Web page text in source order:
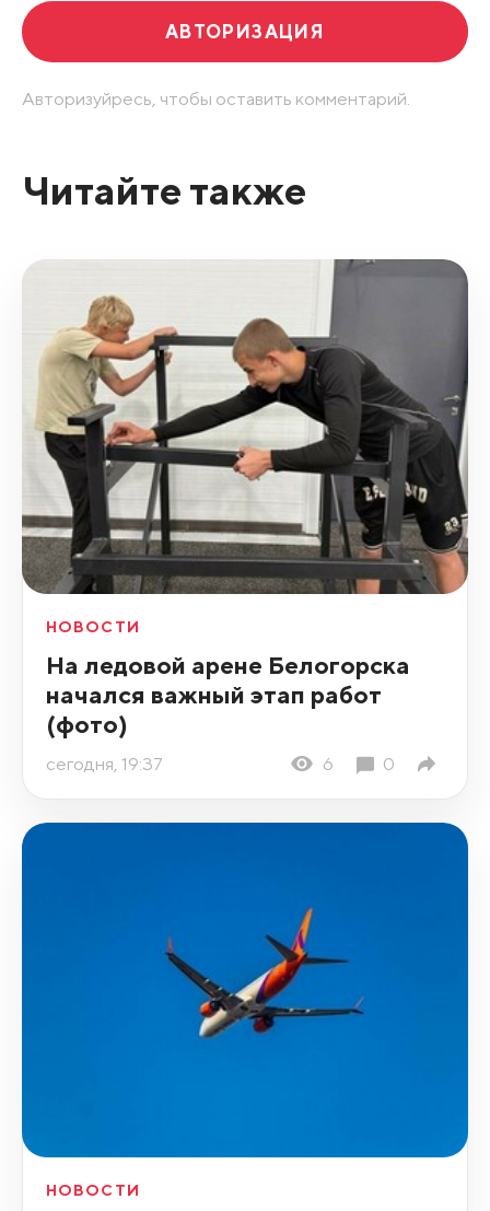
АВТОРИЗАЦИЯ
Авторизуйресь, чтобы оставить комментарий.
Читайте также
НОВОСТИ
На ледовой арене Белогорска
начался важный этап работ
(фото)
сегодня, 19:37 6 0
НОВОСТИ